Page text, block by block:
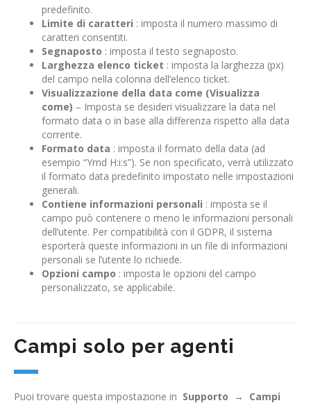
predefinito.
Limite di caratteri : imposta il numero massimo di
caratteri consentiti.
Segnaposto : imposta il testo segnaposto.
Larghezza elenco ticket : imposta la larghezza (px)
del campo nella colonna dell’elenco ticket.
Visualizzazione della data come (Visualizza
come) – Imposta se desideri visualizzare la data nel
formato data o in base alla differenza rispetto alla data
corrente.
Formato data : imposta il formato della data (ad
esempio “Ymd H:i:s”). Se non specificato, verrà utilizzato
il formato data predefinito impostato nelle impostazioni
generali.
Contiene informazioni personali : imposta se il
campo può contenere o meno le informazioni personali
dell’utente. Per compatibilità con il GDPR, il sistema
esporterà queste informazioni in un file di informazioni
personali se l’utente lo richiede.
Opzioni campo : imposta le opzioni del campo
personalizzato, se applicabile.
Campi solo per agenti
Puoi trovare questa impostazione in Supporto →
Campi